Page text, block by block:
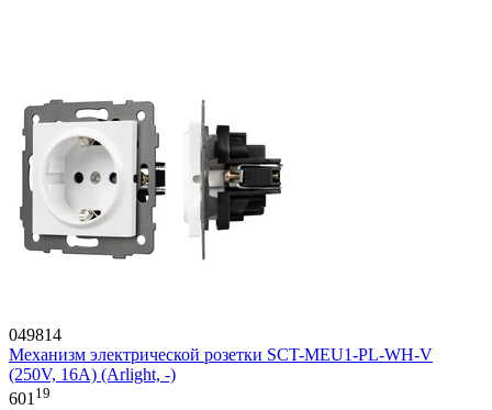
049814
Механизм электрической розетки SCT-MEU1-PL-WH-V
(250V, 16A) (Arlight, -)
601 19